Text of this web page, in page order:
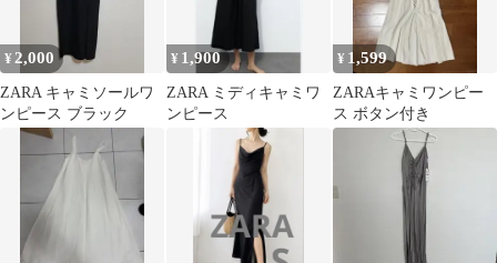
¥ 2,000
ZARA キャミソールワ
ンピース ブラック
¥ 1,900
ZARA ミディキャミワ
ンピース
¥ 1,599
ZARAキャミワンピー
ス ボタン付き